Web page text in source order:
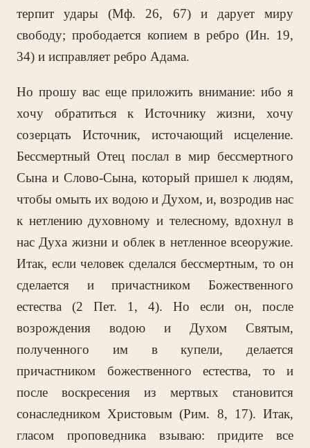
терпит удары (Мф. 26, 67) и дарует миру
свободу; прободается копием в ребро (Ин. 19,
34) и исправляет ребро Адама.
Но прошу вас еще приложить внимание: ибо я
хочу обратиться к Источнику жизни, хочу
созерцать Источник, источающий исцеление.
Бессмертный Отец послал в мир бессмертного
Сына и Слово-Сына, который пришел к людям,
чтобы омыть их водою и Духом, и, возродив нас
к нетлению духовному и телесному, вдохнул в
нас Духа жизни и облек в нетленное всеоружие.
Итак, если человек сделался бессмертным, то он
сделается и причастником Божественного
естества (2 Пет. 1, 4). Но если он, после
возрождения водою и Духом Святым,
полученного им в купели, делается
причастником божественного естества, то и
после воскресения из мертвых становится
сонаследником Христовым (Рим. 8, 17). Итак,
гласом проповедника взываю: придите все